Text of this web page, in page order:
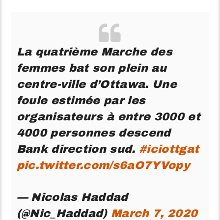
La quatrième Marche des
femmes bat son plein au
centre-ville d’Ottawa. Une
foule estimée par les
organisateurs à entre 3000 et
4000 personnes descend
Bank direction sud. #iciottgat
pic.twitter.com/s6aO7YVopy
— Nicolas Haddad
(@Nic_Haddad) March 7, 2020